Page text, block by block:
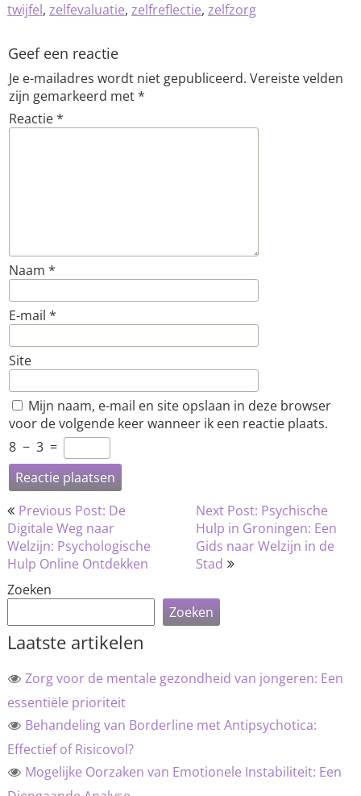
twijfel, zelfevaluatie, zelfreflectie, zelfzorg
Geef een reactie
Je e-mailadres wordt niet gepubliceerd. Vereiste velden
zijn gemarkeerd met*
Reactie*
Naam *
E-mail *
Site
Mijn naam, e-mail en site opslaan in deze browser
voor de volgende keer wanneer ik een reactie plaats.
8 − 3 =
Bericht
navigatie
Previous Post: De
Digitale Weg naar
Welzijn: Psychologische
Hulp Online Ontdekken
Next Post: Psychische
Hulp in Groningen: Een
Gids naar Welzijn in de
Stad
Zoeken
Zoeken
Laatste artikelen
Zorg voor de mentale gezondheid van jongeren: Een
essentiële prioriteit
Behandeling van Borderline met Antipsychotica:
Effectief of Risicovol?
Mogelijke Oorzaken van Emotionele Instabiliteit: Een